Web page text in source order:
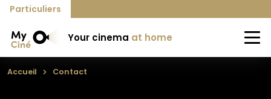
Particuliers
Your cinema at home
Accueil Contact